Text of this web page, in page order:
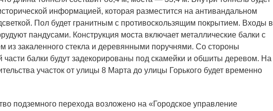
информацией, которая разместится на антивандальном
Пол будет гранитным с противоскользящим покрытием. Входы в
пандусами. Конструкция моста включает металлические балки с
из закаленного стекла и деревянными поручнями. Со стороны
части балки будут задекорированы под скамейки и обшиты деревом. На
участок от улицы 8 Марта до улицы Горького будет временно
подземного перехода возложено на «Городское управление